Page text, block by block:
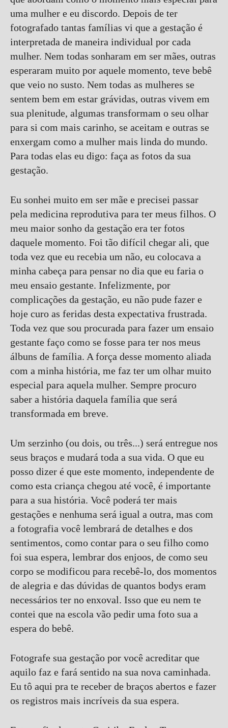
uma mulher e eu discordo. Depois de ter
fotografado tantas famílias vi que a gestação é
interpretada de maneira individual por cada
mulher. Nem todas sonharam em ser mães, outras
esperaram muito por aquele momento, teve bebê
que veio no susto. Nem todas as mulheres se
sentem bem em estar grávidas, outras vivem em
sua plenitude, algumas transformam o seu olhar
para si com mais carinho, se aceitam e outras se
enxergam como a mulher mais linda do mundo.
Para todas elas eu digo: faça as fotos da sua
gestação.
Eu sonhei muito em ser mãe e precisei passar
pela medicina reprodutiva para ter meus filhos. O
meu maior sonho da gestação era ter fotos
daquele momento. Foi tão difícil chegar ali, que
toda vez que eu recebia um não, eu colocava a
minha cabeça para pensar no dia que eu faria o
meu ensaio gestante. Infelizmente, por
complicações da gestação, eu não pude fazer e
hoje curo as feridas desta expectativa frustrada.
Toda vez que sou procurada para fazer um ensaio
gestante faço como se fosse para ter nos meus
álbuns de família. A força desse momento aliada
com a minha história, me faz ter um olhar muito
especial para aquela mulher. Sempre procuro
saber a história daquela família que será
transformada em breve.
Um serzinho (ou dois, ou três...) será entregue nos
seus braços e mudará toda a sua vida. O que eu
posso dizer é que este momento, independente de
como esta criança chegou até você, é importante
para a sua história. Você poderá ter mais
gestações e nenhuma será igual a outra, mas com
a fotografia você lembrará de detalhes e dos
sentimentos, como contar para o seu filho como
foi sua espera, lembrar dos enjoos, de como seu
corpo se modificou para recebê-lo, dos momentos
de alegria e das dúvidas de quantos bodys eram
necessários ter no enxoval. Isso que eu nem te
contei que na escola vão pedir uma foto sua a
espera do bebê.
Fotografe sua gestação por você acreditar que
aquilo faz e fará sentido na sua nova caminhada.
Eu tô aqui pra te receber de braços abertos e fazer
os registros mais incríveis da sua espera.